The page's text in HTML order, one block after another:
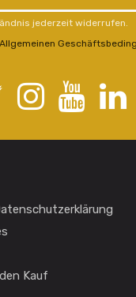
jederzeit widerrufen.
Allgemeinen
Kauf